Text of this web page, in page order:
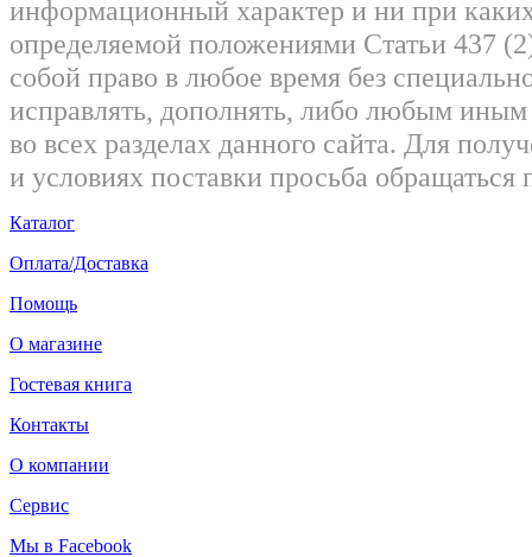
информационный характер и ни при
определяемой положениями Статьи 437
собой право в любое время без
исправлять, дополнять, либо любым
во всех разделах данного сайта. Для
и условиях поставки просьба
Каталог
Оплата/Доставка
Помощь
О магазине
Гостевая книга
Контакты
О компании
Сервис
Мы в Facebook